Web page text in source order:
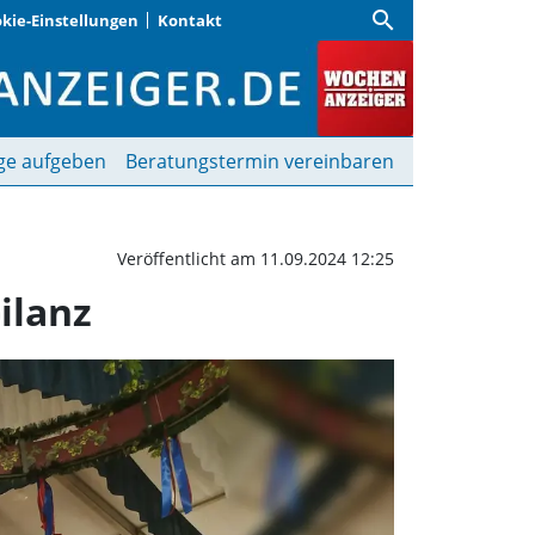
Einstellungen Kontakt search
sehr positive
aufgeben Beratungstermin vereinbaren
Veröffentlicht am 11.09.2024 12:25